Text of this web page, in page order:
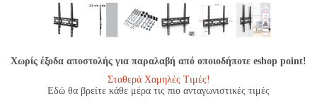
Χωρίς έξοδα αποστολής για παραλαβή από οποιοδήποτε eshop point!
Σταθερά Χαμηλές Τιμές!
Εδώ θα βρείτε κάθε μέρα τις πιο ανταγωνιστικές τιμές